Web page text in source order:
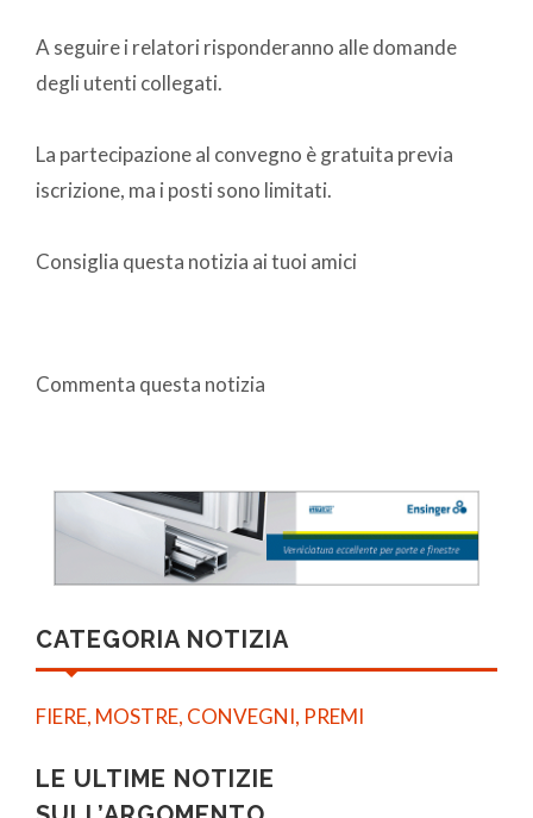
A seguire i relatori risponderanno alle domande
degli utenti collegati.
La partecipazione al convegno è gratuita previa
iscrizione, ma i posti sono limitati.
Consiglia questa notizia ai tuoi amici
Commenta questa notizia
CATEGORIA NOTIZIA
FIERE, MOSTRE, CONVEGNI, PREMI
LE ULTIME NOTIZIE